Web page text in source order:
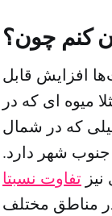
کنم چون؟
افزایش قابل
میوه ای که در
که در شمال
شهر دارد.
تفاوت نسبتا
مناطق مختلف